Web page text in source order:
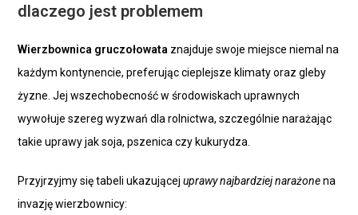
dlaczego jest problemem
Wierzbownica gruczołowata znajduje swoje miejsce niemal na
każdym kontynencie, preferując cieplejsze klimaty oraz gleby
żyzne. Jej wszechobecność w środowiskach uprawnych
wywołuje szereg wyzwań dla rolnictwa, szczególnie narażając
takie uprawy jak soja, pszenica czy kukurydza.
Przyjrzyjmy się tabeli ukazującejuprawy najbardziej narażonena
invazję wierzbownicy: